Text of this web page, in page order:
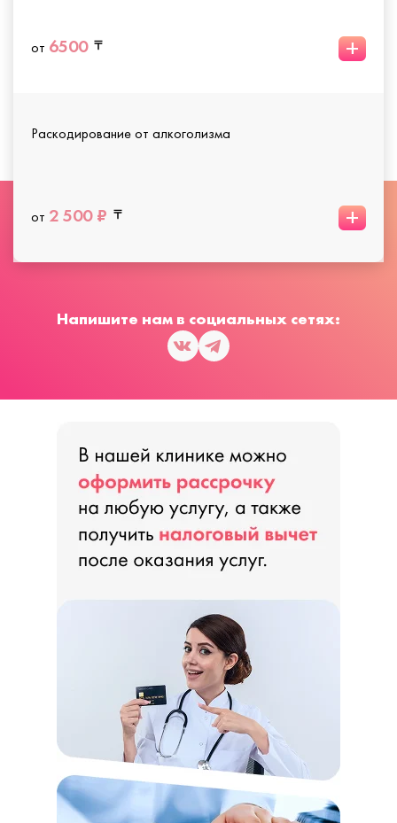
от 6500 +
Раскодирование от алкоголизма
от 2 500 ₽ +
Напишите нам в социальных сетях: